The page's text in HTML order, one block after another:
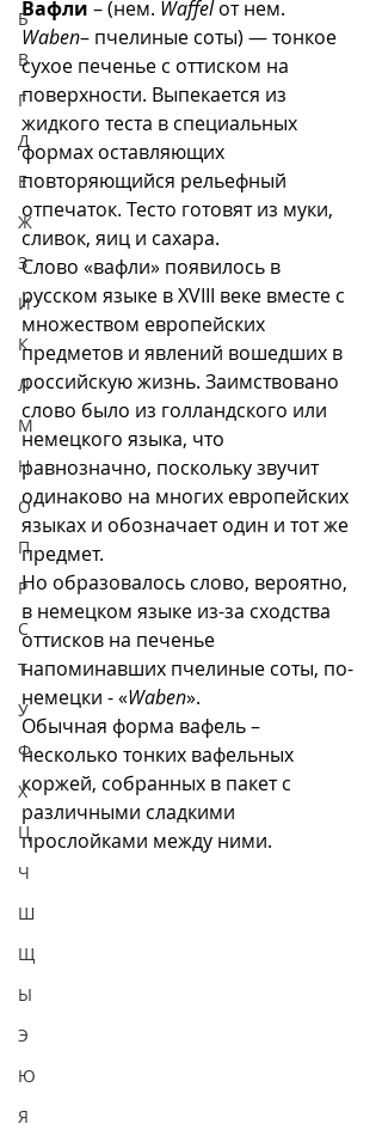
Б
В
Г
Д
Е
Ж
З
И
К
Л
М
Н
О
П
Р
С
Т
У
Ф
Х
Ц
Ч
Ш
Щ
Ы
Э
Ю
Я
Вафли – (нем. Waffel от нем.
Waben– пчелиные соты) — тонкое
сухое печенье с оттиском на
поверхности. Выпекается из
жидкого теста в специальных
формах оставляющих
повторяющийся рельефный
отпечаток. Тесто готовят из муки,
сливок, яиц и сахара.
Слово «вафли» появилось в
русском языке в XVIII веке вместе с
множеством европейских
предметов и явлений вошедших в
российскую жизнь. Заимствовано
слово было из голландского или
немецкого языка, что
равнозначно, поскольку звучит
одинаково на многих европейских
языках и обозначает один и тот же
предмет.
Но образовалось слово, вероятно,
в немецком языке из-за сходства
оттисков на печенье
напоминавших пчелиные соты, по-
немецки - «Waben».
Обычная форма вафель –
несколько тонких вафельных
коржей, собранных в пакет с
различными сладкими
прослойками между ними.